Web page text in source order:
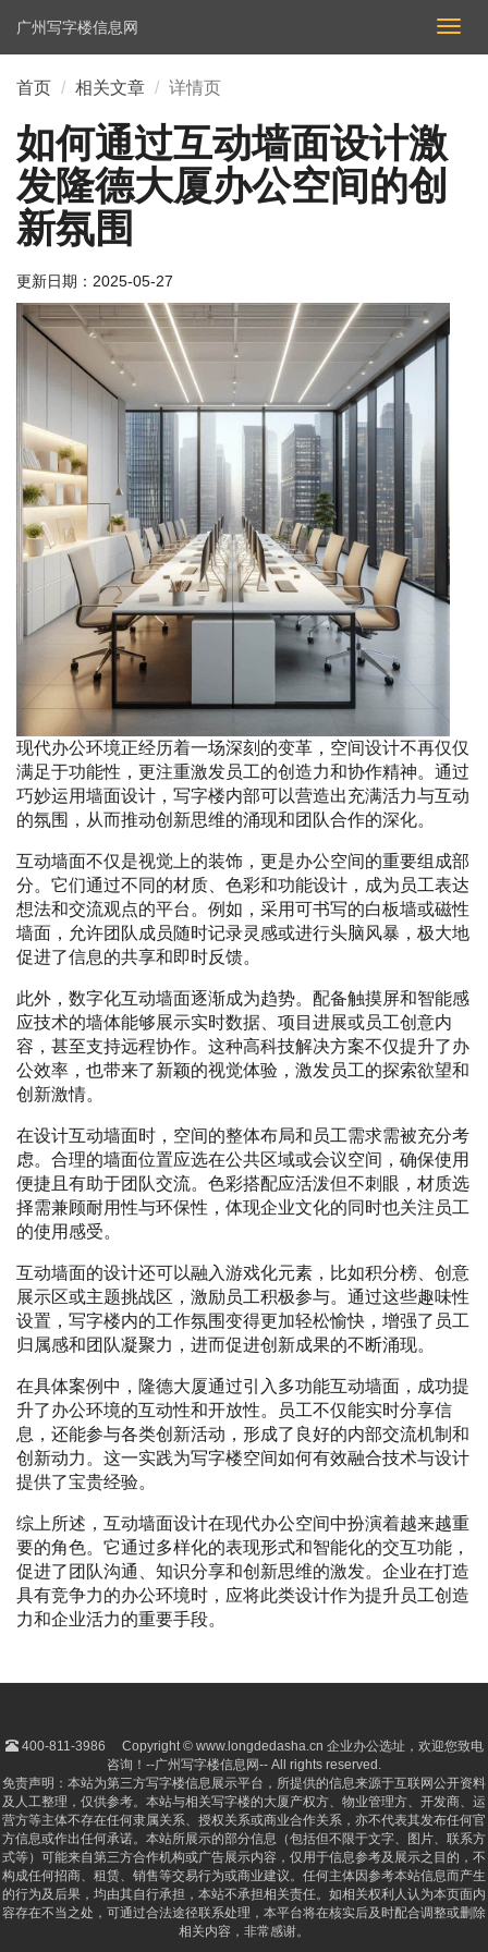
切
换
广州写字楼信息网
首页 相关文章 详情页
如何通过互动墙面设计激
发隆德大厦办公空间的创
新氛围
更新日期： 2025-05-27
现代办公环境正经历着一场深刻的变革，空间设计不再仅仅
满足于功能性，更注重激发员工的创造力和协作精神。通过
巧妙运用墙面设计，写字楼内部可以营造出充满活力与互动
的氛围，从而推动创新思维的涌现和团队合作的深化。
互动墙面不仅是视觉上的装饰，更是办公空间的重要组成部
分。它们通过不同的材质、色彩和功能设计，成为员工表达
想法和交流观点的平台。例如，采用可书写的白板墙或磁性
墙面，允许团队成员随时记录灵感或进行头脑风暴，极大地
促进了信息的共享和即时反馈。
此外，数字化互动墙面逐渐成为趋势。配备触摸屏和智能感
应技术的墙体能够展示实时数据、项目进展或员工创意内
容，甚至支持远程协作。这种高科技解决方案不仅提升了办
公效率，也带来了新颖的视觉体验，激发员工的探索欲望和
创新激情。
在设计互动墙面时，空间的整体布局和员工需求需被充分考
虑。合理的墙面位置应选在公共区域或会议空间，确保使用
便捷且有助于团队交流。色彩搭配应活泼但不刺眼，材质选
择需兼顾耐用性与环保性，体现企业文化的同时也关注员工
的使用感受。
互动墙面的设计还可以融入游戏化元素，比如积分榜、创意
展示区或主题挑战区，激励员工积极参与。通过这些趣味性
设置，写字楼内的工作氛围变得更加轻松愉快，增强了员工
归属感和团队凝聚力，进而促进创新成果的不断涌现。
在具体案例中，隆德大厦通过引入多功能互动墙面，成功提
升了办公环境的互动性和开放性。员工不仅能实时分享信
息，还能参与各类创新活动，形成了良好的内部交流机制和
创新动力。这一实践为写字楼空间如何有效融合技术与设计
提供了宝贵经验。
综上所述，互动墙面设计在现代办公空间中扮演着越来越重
要的角色。它通过多样化的表现形式和智能化的交互功能，
促进了团队沟通、知识分享和创新思维的激发。企业在打造
具有竞争力的办公环境时，应将此类设计作为提升员工创造
力和企业活力的重要手段。
400-811-3986
Copyright © www.longdedasha.cn 企业办公选址，欢迎您致电
咨询！--广州写字楼信息网-- All rights reserved.
免责声明：本站为第三方写字楼信息展示平台，所提供的信息来源于互联网公开资料
及人工整理，仅供参考。本站与相关写字楼的大厦产权方、物业管理方、开发商、运
营方等主体不存在任何隶属关系、授权关系或商业合作关系，亦不代表其发布任何官
方信息或作出任何承诺。本站所展示的部分信息（包括但不限于文字、图片、联系方
式等）可能来自第三方合作机构或广告展示内容，仅用于信息参考及展示之目的，不
构成任何招商、租赁、销售等交易行为或商业建议。任何主体因参考本站信息而产生
的行为及后果，均由其自行承担，本站不承担相关责任。如相关权利人认为本页面内
容存在不当之处，可通过合法途径联系处理，本平台将在核实后及时配合调整或删除
相关内容，非常感谢。